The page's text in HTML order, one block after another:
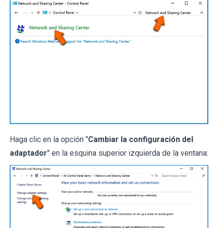
Haga clic en la opción "Cambiar la configuración del
adaptador" en la esquina superior izquierda de la ventana: